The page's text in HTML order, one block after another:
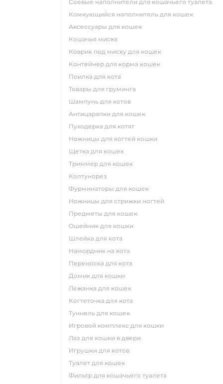
соевые наполнители для кошачьего туалета
комкующийся наполнитель для кошек
аксессуары для кошек
кошачья миска
коврик под миску для кошек
контейнер для корма кошек
поилка для кота
товары для груминга
шампунь для котов
антицарапки для кошек
пуходерка для котят
ножницы для когтей кошки
щетка для кошек
триммер для кошек
колтунорез
фурминаторы для кошек
ножницы для стрижки ногтей
предметы для кошек
ошейник для кошки
шлейка для кота
намордник на кота
переноска для кота
домик для кошки
лежанка для кошек
когтеточка для кота
туннель для кошек
игровой комплекс для кошки
лаз для кошки в двери
игрушки для котов
туалет для кошек
фильтр для кошачьего туалета